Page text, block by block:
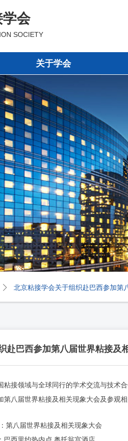
会
SOCIETY
关于学会
关于学会
ꄲ 北京粘接学会关于组织赴巴西参加第
赴巴西参加第八届世界粘接及
粘接领域与全球同行的学术交流与技术
第八届世界粘接及相关现象大会及参观
：第八届世界粘接及相关现象大会